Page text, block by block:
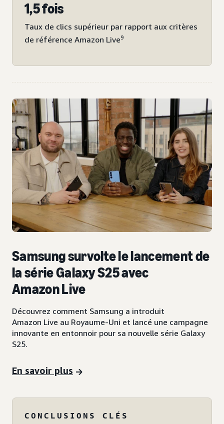
1,5 fois
Taux de clics supérieur par rapport aux critères
de référence Amazon Live9
Samsung survolte le lancement de
la série Galaxy S25 avec
Amazon Live
Découvrez comment Samsung a introduit
Amazon Live au Royaume-Uni et lancé une campagne
innovante en entonnoir pour sa nouvelle série Galaxy
S25.
En savoir plus
CONCLUSIONS CLÉS